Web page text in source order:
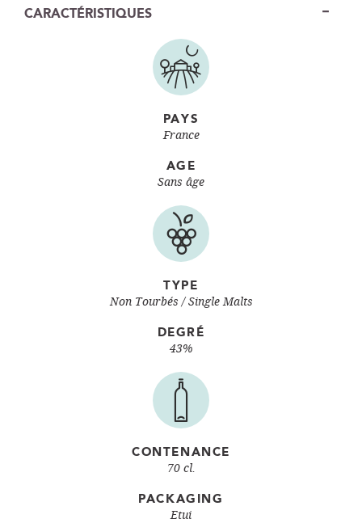
CARACTÉRISTIQUES
PAYS
France
AGE
Sans âge
TYPE
Non Tourbés Single Malts
DEGRÉ
43%
CONTENANCE
70 cl.
PACKAGING
Etui